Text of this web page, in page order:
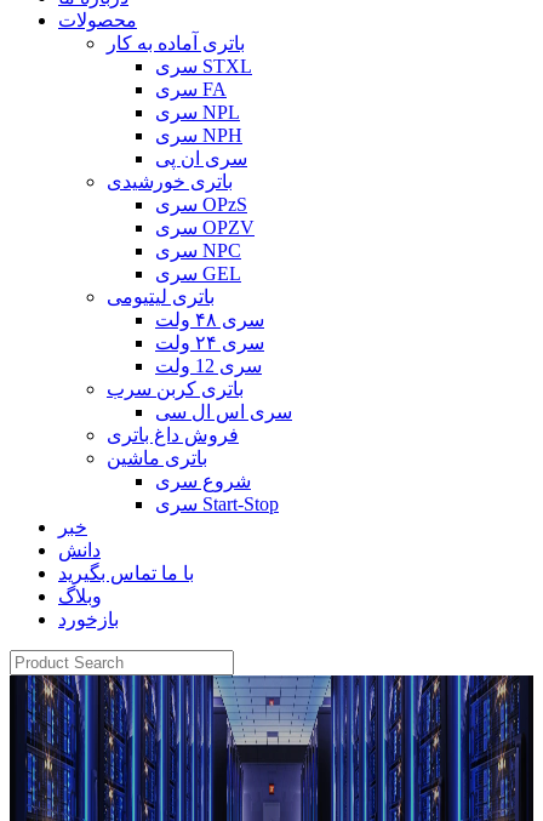
محصولات
باتری آماده به کار
سری STXL
سری FA
سری NPL
سری NPH
سری ان پی
باتری خورشیدی
سری OPzS
سری OPZV
سری NPC
سری GEL
باتری لیتیومی
سری ۴۸ ولت
سری ۲۴ ولت
سری 12 ولت
باتری کربن سرب
سری اس ال سی
فروش داغ باتری
باتری ماشین
شروع سری
سری Start-Stop
خبر
دانش
با ما تماس بگیرید
وبلاگ
بازخورد